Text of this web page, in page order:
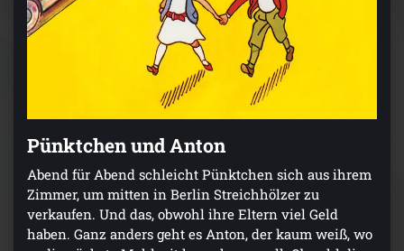
Pünktchen und Anton
Abend für Abend schleicht Pünktchen sich aus ihrem
Zimmer, um mitten in Berlin Streichhölzer zu
verkaufen. Und das, obwohl ihre Eltern viel Geld
haben. Ganz anders geht es Anton, der kaum weiß, wo